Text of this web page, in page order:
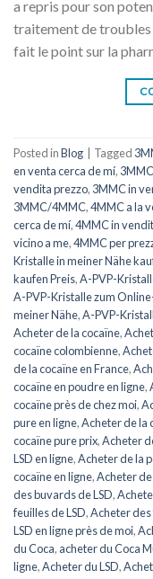
a repris pour son
traitement de
fait le point sur la
Posted inBlog Tagged
en venta cerca de mí,
vendita prezzo, 3MMC in
3MMC/4MMC,4MMC a la
cerca de mí,4MMC in
vicino a me,4MMC per
Kristalle in meiner Nähe
kaufen Preis,A-PVP-
A-PVP-Kristalle zum
meiner Nähe,A-PVP-
Acheter de la cocaïne,
cocaïne colombienne,
de la cocaïne en France,
cocaïne en poudre en ligne,
cocaïne près de chez moi,
pure en ligne,Acheter de la
cocaïne pure prix,Acheter
LSD en ligne,Acheter de la
cocaïne en ligne,Acheter
des buvards de LSD,
feuilles de LSD,Acheter des
LSD en ligne près de moi,
du Coca, acheter du Coca
ligne,Acheter du LSD,